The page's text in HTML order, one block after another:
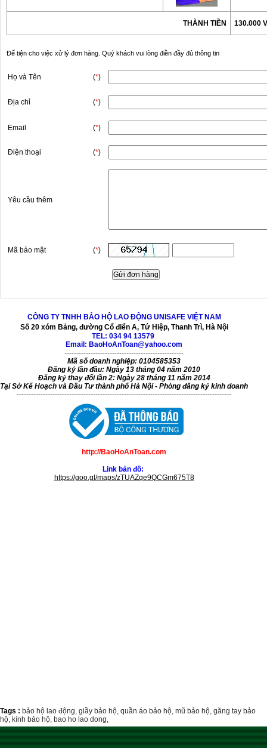
THÀNH TIỀN 130.000
Để tiện cho việc xử lý đơn hàng. Quý khách vui lòng điền đầy đủ thông tin
Họ và Tên (*)
Địa chỉ (*)
Email (*)
Điện thoại (*)
Yêu cầu thêm
Mã bảo mật (*)
CÔNG TY TNHH BẢO HỘ LAO ĐỘNG UNISAFE VIỆT NAM
Số 20 xóm Bảng, đường Cổ điển A, Tứ Hiệp, Thanh Trì, Hà Nội
TEL: 034 94 13579
Email: BaoHoAnToan@yahoo.com
--------------------------------------------------
Mã số doanh nghiệp: 0104585353
Đăng ký lần đầu: Ngày 13 tháng 04 năm 2010
Đăng ký thay đổi lần 2: Ngày 28 tháng 11 năm 2014
Tại Sở Kế Hoạch và Đầu Tư thành phố Hà Nội - Phòng đăng ký kinh doanh
------------------------------------------------------------------------------------------
http://BaoHoAnToan.com
Link bản đồ:
https://goo.gl/maps/zTUAZqe9QCGm675T8
Tags : bảo hộ lao động, giầy bảo hộ, quần áo bảo hộ, mũ bảo hộ, găng tay bảo
hộ, kính bảo hộ, bao ho lao dong,